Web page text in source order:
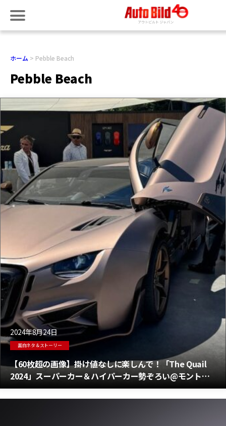
ホーム Pebble Beach
Pebble Beach
2024年8月24日
面白ネタ＆ストーリー
【60枚超の画像】掛け値なしに楽しんで！「The Quail
2024」スーパーカー＆ハイパーカー勢ぞろい@モントレ
ー カリフォルニア